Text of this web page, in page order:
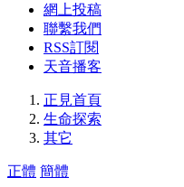
網上投稿
聯繫我們
RSS訂閱
天音播客
正見首頁
生命探索
其它
正體 簡體